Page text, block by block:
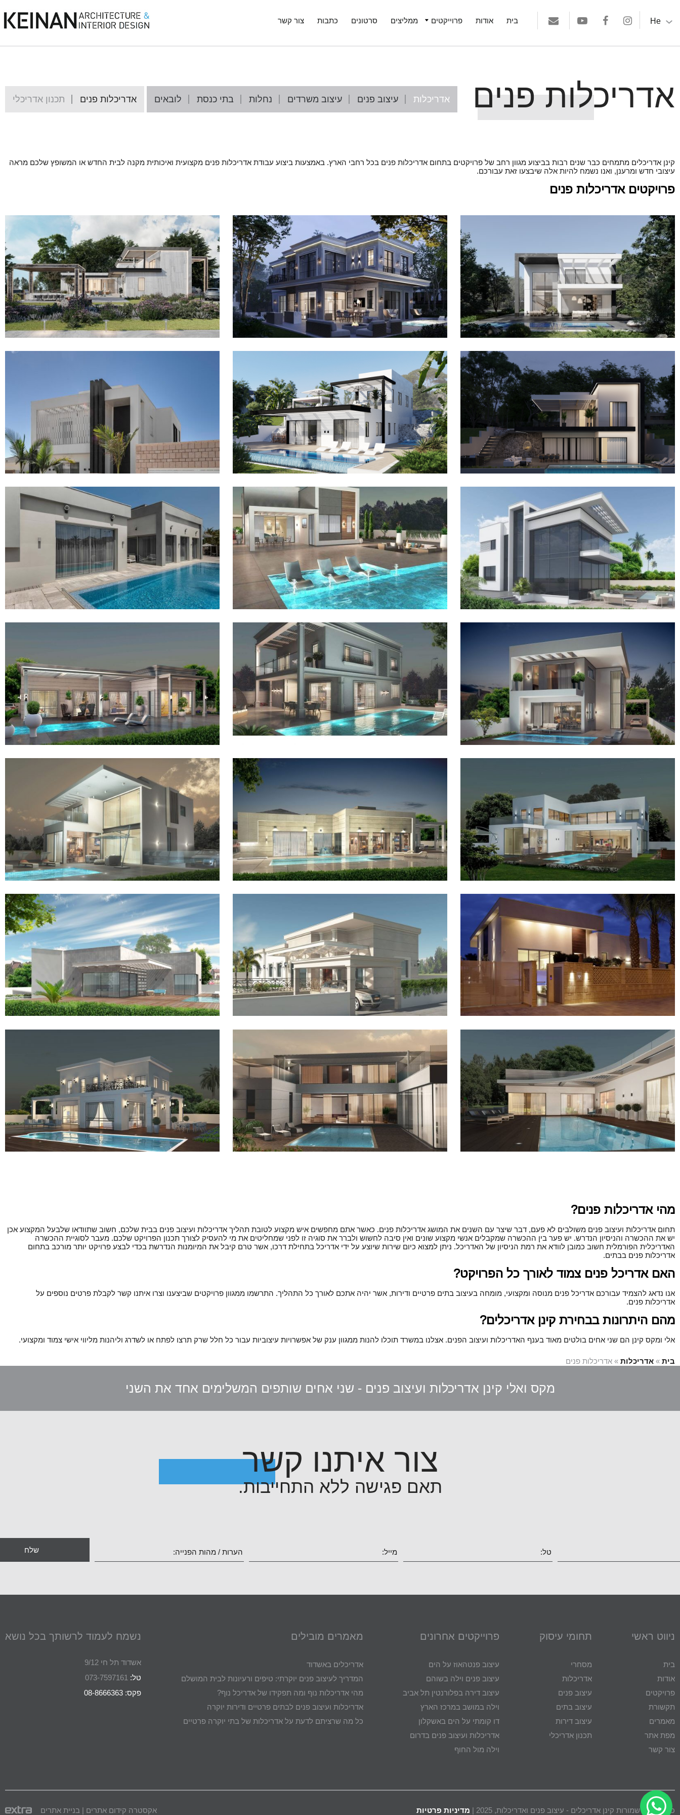
He בית אודות פרוייקטים ממליצים סרטונים כתבות צור קשר
אדריכלות פנים אדריכלות עיצוב פנים עיצוב משרדים נחלות בתי כנסת לובאים אדריכלות פנים תכנון אדריכלי
קינן אדריכלים מתמחים כבר שנים רבות בביצוע מגוון רחב של פרויקטים בתחום אדריכלות פנים בכל רחבי הארץ. באמצעות ביצוע עבודת אדריכלות פנים מקצועית ואיכותית מקנה לבית החדש או המשופץ שלכם מראה
עיצובי חדש ומרענן, ואנו נשמח להיות אלה שיבצעו זאת עבורכם.
פרויקטים אדריכלות פנים
אדריכלות ועיצוב פנים בסגנון
טוסקני - אשקלון
וילה למרגלות הרי יהודה
אדריכלות ועיצוב פנים באילת אדריכלות באשקלון
וילה מודרנית בסביון חד קומתי בסביון אדריכלות
וילה קלאסית בסביון וילה בנגב
וילה במתחם הטייסים אשקלון אדריכלות בית דו קומתי במרכז
בית פרטי בבאר גנים בית חד קומתי באשקלון
וילה במושב באזור המרכז וילה במושב שרשרת
מהי אדריכלות פנים?
תחום אדריכלות ועיצוב פנים משולבים לא פעם, דבר שיצר עם השנים את המושג אדריכלות פנים. כאשר אתם מחפשים איש מקצוע לטובת תהליך אדריכלות ועיצוב פנים בבית שלכם, חשוב שתוודאו שלבעל המקצוע אכן
יש את ההכשרה והניסיון הנדרש. יש פער בין ההכשרה שמקבלים אנשי מקצוע שונים ואין סיבה לחשוש ולברר את סוגיה זו לפני שמחליטים את מי להעסיק לצורך תכנון הפרויקט שלכם. מעבר לסוגיית ההכשרה
האדריכלית הפורמלית חשוב כמובן לוודא את רמת הניסיון של האדריכל. ניתן למצוא כיום שירות שיוצע על ידי אדריכל בתחילת דרכו, אשר טרם קיבל את המיומנות הנדרשת בכדי לבצע פרויקט יותר מורכב בתחום
אדריכלות פנים בבתים.
האם אדריכל פנים צמוד לאורך כל הפרויקט?
אנו נדאג להצמיד עבורכם אדריכל פנים מנוסה ומקצועי, מומחה בעיצוב בתים פרטיים ודירות, אשר יהיה אתכם לאורך כל התהליך. התרשמו ממגוון פרויקטים שביצענו וצרו איתנו קשר לקבלת פרטים נוספים על
אדריכלות פנים.
מהם היתרונות בבחירת קינן אדריכלים?
אלי ומקס קינן הם שני אחים בולטים מאוד בענף האדריכלות ועיצוב הפנים. אצלנו במשרד תוכלו להנות ממגוון ענק של אפשרויות עיצוביות עבור כל חלל שרק תרצו לפתח או לשדרג וליהנות מליווי אישי צמוד ומקצועי.
בית » אדריכלות » אדריכלות פנים
מקס ואלי קינן אדריכלות ועיצוב פנים - שני אחים שותפים המשלימים אחד את השני
צור איתנו קשר
תאם פגישה ללא התחייבות.
ניווט ראשי
בית
אודות
פרויקטים
תקשורת
מאמרים
מפת אתר
צור קשר
תחומי עיסוק
מסחרי
אדריכלות
עיצוב פנים
עיצוב בתים
עיצוב דירות
תכנון אדריכלי
פרוייקטים אחרונים
עיצוב פנטהאוז על הים
עיצוב פנים וילה בשוהם
עיצוב דירה בפלורנטין תל אביב
וילה במושב במרכז הארץ
דו קומתי על הים באשקלון
אדריכלות ועיצוב פנים בדרום
וילה מול החוף
מאמרים מובילים
אדריכלים באשדוד
המדריך לעיצוב פנים יוקרתי: טיפים ורעיונות לבית המושלם
מהי אדריכלות נוף ומה תפקידו של אדריכל נוף?
אדריכלות ועיצוב פנים לבתים פרטיים ודירות יוקרה
כל מה שרציתם לדעת על אדריכלות של בתי יוקרה פרטיים
נשמח לעמוד לרשותך בכל נושא
אשדוד תל חי 9/12
טל: 073-7597161
פקס: 08-8666363
כל הזכויות שמורות קינן אדריכלים - עיצוב פנים ואדריכלות, 2025 | מדיניות פרטיות אקסטרה קידום אתרים | בניית אתרים